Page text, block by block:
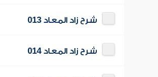
شرح زاد المعاد 013
شرح زاد المعاد 014